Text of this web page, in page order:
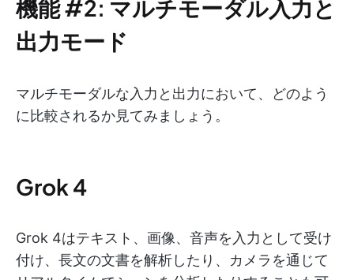
機能 #2: マルチモーダル入力と
出力モード
マルチモーダルな入力と出力において、どのよう
に比較されるか見てみましょう。
Grok 4
Grok 4はテキスト、画像、音声を入力として受け
付け、長文の文書を解析したり、カメラを通じて